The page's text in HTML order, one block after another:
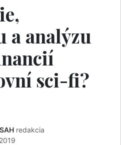
a analýzu
sci-fi?
redakcia